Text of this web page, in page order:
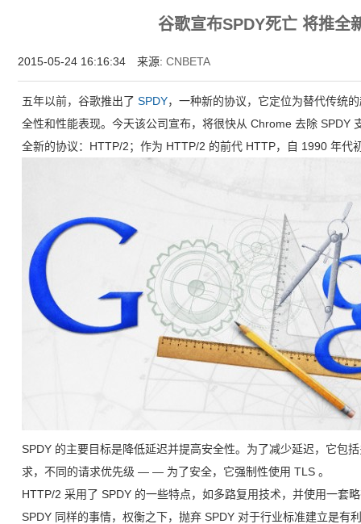
谷歌宣布SPDY死亡 将推全
2015-05-24 16:16:34 来源:CNBETA
五年以前，谷歌推出了SPDY，一种新的协议，它定位为替代传统
全性和性能表现。今天该公司宣布，将很快从 Chrome 去除 SPDY
全新的协议：HTTP/2；作为 HTTP/2 的前代 HTTP，自 1990 年代
SPDY 的主要目标是降低延迟并提高安全性。为了减少延迟，它
求，不同的请求优先级 — — 为了安全，它强制性使用 TLS 。
HTTP/2 采用了 SPDY 的一些特点，如多路复用技术，并使用一套
SPDY 同样的事情，权衡之下，抛弃 SPDY 对于行业标准建立是有